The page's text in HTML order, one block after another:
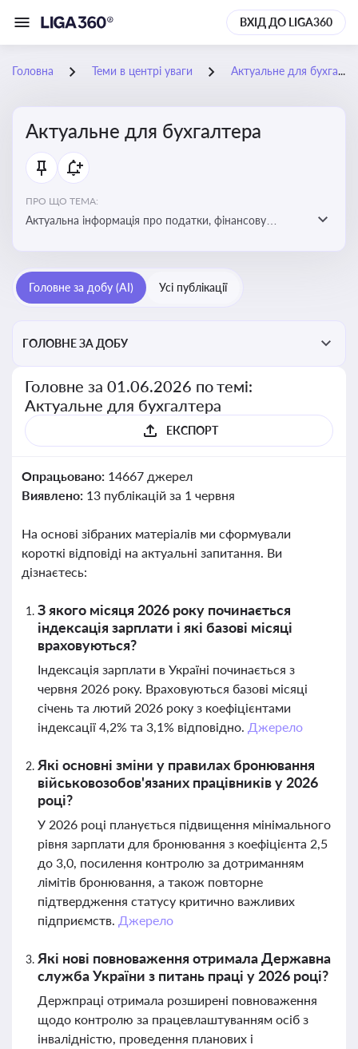
ВХІД ДО LIGA360
Головна Теми в центрі уваги Актуальне для бухгалтера
Актуальне для бухгалтера
ПРО ЩО ТЕМА:
Актуальна інформація про податки, фінансову
підприємств
Головне за добу (AI) Усі публікації
ГОЛОВНЕ ЗА ДОБУ
Головне за 01.06.2026 по темі:
Актуальне для бухгалтера
ЕКСПОРТ
Опрацьовано: 14667 джерел
Виявлено: 13 публікацій за 1 червня
На основі зібраних матеріалів ми сформували
короткі відповіді на актуальні запитання. Ви
дізнаєтесь:
З якого місяця 2026 року починається
індексація зарплати і які базові місяці
враховуються?
Індексація зарплати в Україні починається з
червня 2026 року. Враховуються базові місяці
січень та лютий 2026 року з коефіцієнтами
індексації 4,2% та 3,1% відповідно. Джерело
Які основні зміни у правилах бронювання
військовозобов'язаних працівників у 2026
році?
У 2026 році планується підвищення мінімального
рівня зарплати для бронювання з коефіцієнта 2,5
до 3,0, посилення контролю за дотриманням
лімітів бронювання, а також повторне
підтвердження статусу критично важливих
підприємств. Джерело
Які нові повноваження отримала Державна
служба України з питань праці у 2026 році?
Держпраці отримала розширені повноваження
щодо контролю за працевлаштуванням осіб з
інвалідністю, проведення планових і